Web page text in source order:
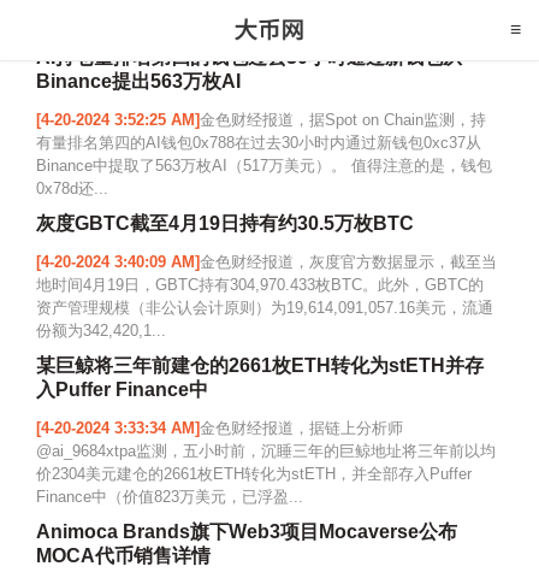
AI持仓量排名第四的钱包过去30小时通过新钱包从
Binance提出563万枚AI
[4-20-2024 3:52:25 AM]金色财经报道，据Spot on Chain监测，持
有量排名第四的AI钱包0x788在过去30小时内通过新钱包0xc37从
Binance中提取了563万枚AI（517万美元）。 值得注意的是，钱包
0x78d还...
灰度GBTC截至4月19日持有约30.5万枚BTC
[4-20-2024 3:40:09 AM]金色财经报道，灰度官方数据显示，截至当
地时间4月19日，GBTC持有304,970.433枚BTC。此外，GBTC的
资产管理规模（非公认会计原则）为19,614,091,057.16美元，流通
份额为342,420,1...
某巨鲸将三年前建仓的2661枚ETH转化为stETH并存
入Puffer Finance中
[4-20-2024 3:33:34 AM]金色财经报道，据链上分析师
@ai_9684xtpa监测，五小时前，沉睡三年的巨鲸地址将三年前以均
价2304美元建仓的2661枚ETH转化为stETH，并全部存入Puffer
Finance中（价值823万美元，已浮盈...
Animoca Brands旗下Web3项目Mocaverse公布
MOCA代币销售详情